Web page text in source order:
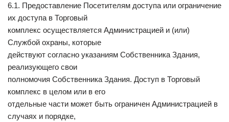
6.1. Предоставление Посетителям доступа или ограничение
их доступа в Торговый
комплекс осуществляется Администрацией и (или)
Службой охраны, которые
действуют согласно указаниям Собственника Здания,
реализующего свои
полномочия Собственника Здания. Доступ в Торговый
комплекс в целом или в его
отдельные части может быть ограничен Администрацией в
случаях и порядке,